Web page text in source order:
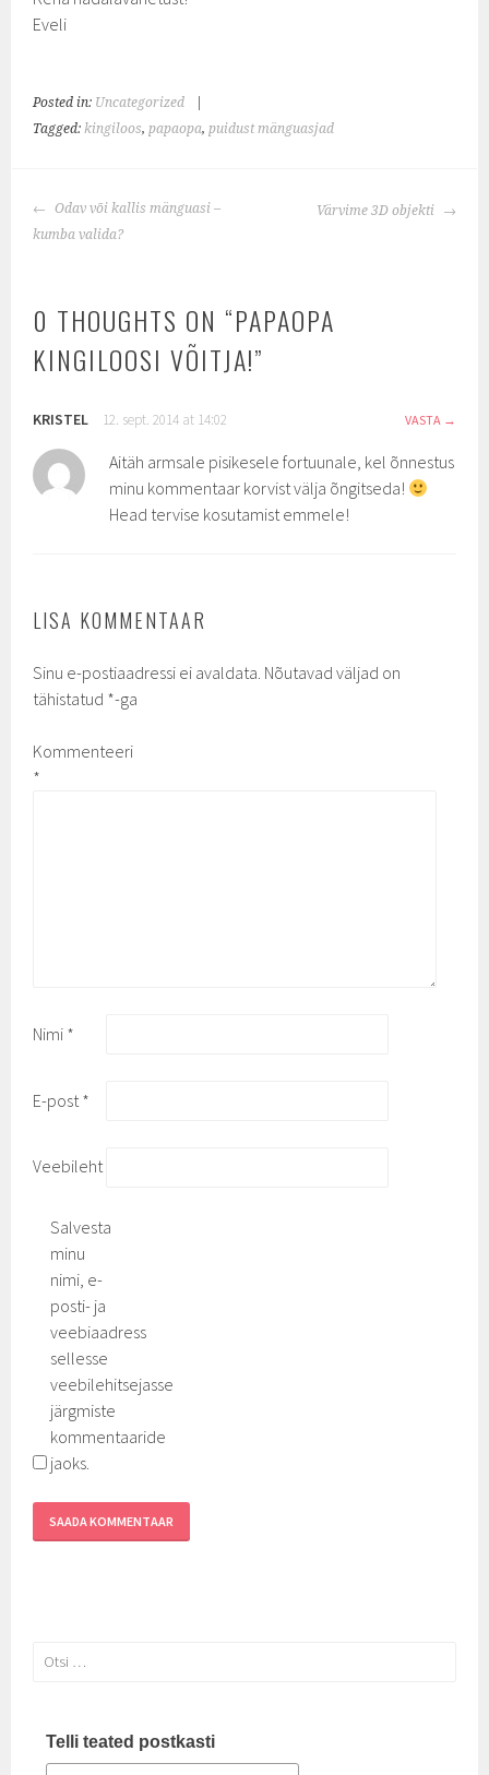
Eveli
Posted in: Uncategorized
Tagged:kingiloos,papaopa,puidust mänguasjad
POST
NAVIGATION
Odav või kallis mänguasi –
kumba valida?
Värvime 3D objekti
0 THOUGHTS ON “PAPAOPA
KINGILOOSI VÕITJA!”
KRISTEL 12. sept. 2014 at 14:02 VASTA
Aitäh armsale pisikesele fortuunale, kel õnnestus
minu kommentaar korvist välja õngitseda!
Head tervise kosutamist emmele!
LISA KOMMENTAAR
Sinu e-postiaadressi ei avaldata. Nõutavad väljad on
tähistatud *-ga
Kommenteeri
*
Nimi *
E-post *
Veebileht
Salvesta
minu
nimi, e-
posti- ja
veebiaadress
sellesse
veebilehitsejasse
järgmiste
kommentaaride
jaoks.
Otsi:
Telli teated postkasti